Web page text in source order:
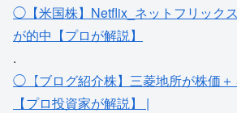
◯【米国株】Netflix_ネットフリック
が的中【プロが解説】
.
◯【ブログ紹介株】三菱地所が株価＋
【プロ投資家が解説】 |